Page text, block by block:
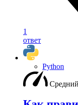
1
ответ
Python
Средний